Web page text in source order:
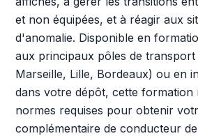
et non équipées, et à réagir aux
d'anomalie. Disponible en
aux principaux pôles de transport
Marseille, Lille, Bordeaux) ou en
dans votre dépôt, cette formation
normes requises pour obtenir
complémentaire de conducteur